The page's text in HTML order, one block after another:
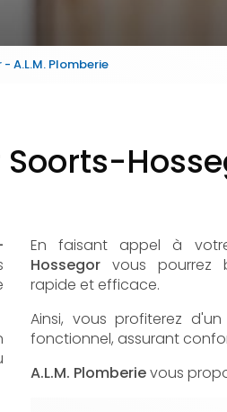
A.L.M. Plomberie
En faisant appel à
Hossegorvous pourrez
rapide et efficace.
Ainsi, vous profiterez
fonctionnel, assurant
A.L.M. Plomberievous